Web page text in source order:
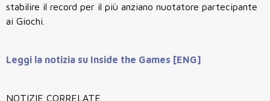
stabilire il record per il più anziano nuotatore partecipante
ai Giochi.
Leggi la notizia su Inside the Games [ENG]
NOTIZIE CORRELATE